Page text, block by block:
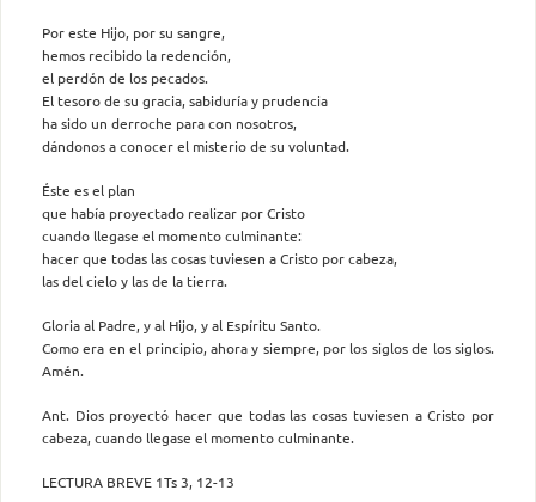
Por este Hijo, por su sangre,
hemos recibido la redención,
el perdón de los pecados.
El tesoro de su gracia, sabiduría y prudencia
ha sido un derroche para con nosotros,
dándonos a conocer el misterio de su voluntad.
Éste es el plan
que había proyectado realizar por Cristo
cuando llegase el momento culminante:
hacer que todas las cosas tuviesen a Cristo por cabeza,
las del cielo y las de la tierra.
Gloria al Padre, y al Hijo, y al Espíritu Santo.
Como era en el principio, ahora y siempre, por los siglos de los siglos.
Amén.
Ant. Dios proyectó hacer que todas las cosas tuviesen a Cristo por
cabeza, cuando llegase el momento culminante.
LECTURA BREVE 1Ts 3, 12-13